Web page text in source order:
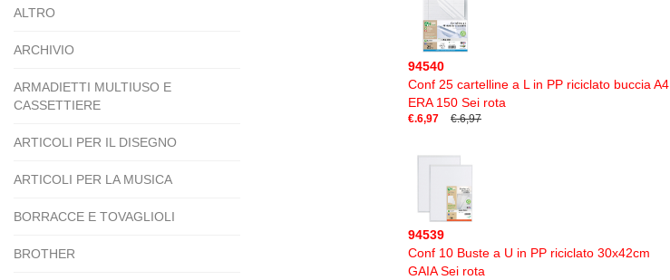
ALTRO
ARCHIVIO
ARMADIETTI MULTIUSO E
CASSETTIERE
ARTICOLI PER IL DISEGNO
ARTICOLI PER LA MUSICA
BORRACCE E TOVAGLIOLI
BROTHER
94540
Conf 25 cartelline a L in PP riciclato buccia A4
ERA 150 Sei rota
€.6,97 €.6,97
94539
Conf 10 Buste a U in PP riciclato 30x42cm
GAIA Sei rota